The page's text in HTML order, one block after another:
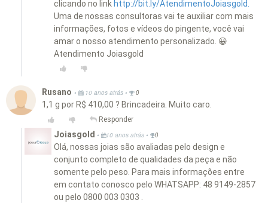
clicando no link http://bit.ly/AtendimentoJoiasgold.
Uma de nossas consultoras vai te auxiliar com mais
informações, fotos e vídeos do pingente, você vai
amar o nosso atendimento personalizado. 😀
Atendimento Joiasgold
Rusano • 10 anos atrás • 0
1,1 g por R$ 410,00 ? Brincadeira. Muito caro.
Responder
Joiasgold • 10 anos atrás • 0
Olá, nossas joias são avaliadas pelo design e
conjunto completo de qualidades da peça e não
somente pelo peso. Para mais informações entre
em contato conosco pelo WHATSAPP: 48 9149-2857
ou pelo 0800 003 0303 .